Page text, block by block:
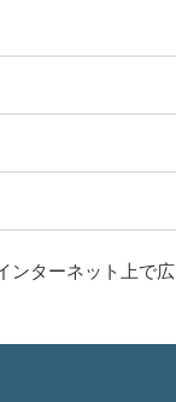
ンターネット上で広